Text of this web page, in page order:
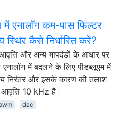
एनालॉग कम-पास फिल्टर
कैसे निर्धारित करें?
और अन्य मापदंडों के आधार पर
में बदलने के लिए पीडब्लूएम में
निरंतर और इसके कारण की तलाश
10 kHz है।
dac